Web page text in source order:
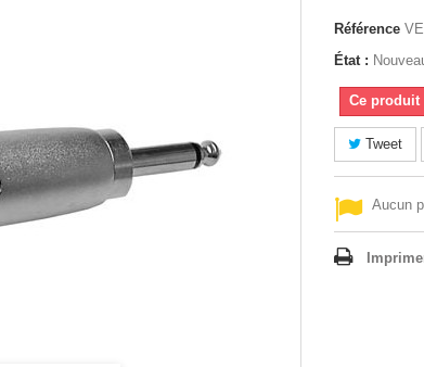
Référence
État :
Ce produit
Tweet
Aucun